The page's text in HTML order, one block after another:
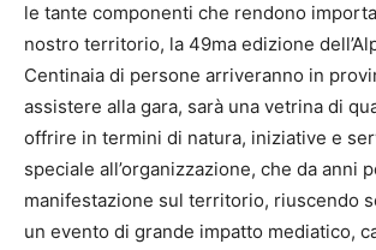
le tante componenti che rendono
nostro territorio, la 49ma edizione
Centinaia di persone arriveranno in
assistere alla gara, sarà una vetrina di
offrire in termini di natura, iniziative e
speciale all’organizzazione, che da anni
manifestazione sul territorio, riuscendo
un evento di grande impatto mediatico,